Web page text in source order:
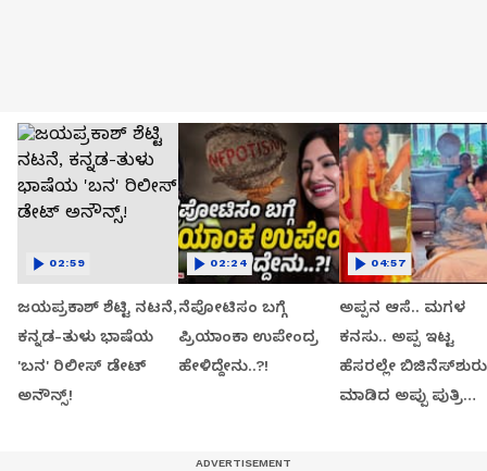
ಜಯಪ್ರಕಾಶ್ ಶೆಟ್ಟಿ ನಟನೆ,
ಕನ್ನಡ-ತುಳು ಭಾಷೆಯ
'ಬನ' ರಿಲೀಸ್ ಡೇಟ್
ಅನೌನ್ಸ್!
02:59
ನೆಪೋಟಿಸಂ ಬಗ್ಗೆ
ಪ್ರಿಯಾಂಕಾ ಉಪೇಂದ್ರ
ಹೇಳಿದ್ದೇನು..?!
02:24
ಅಪ್ಪನ ಆಸೆ.. ಮಗಳ
ಕನಸು.. ಅಪ್ಪ ಇಟ್ಟ
ಹೆಸರಲ್ಲೇ ಬಿಜಿನೆಸ್​ಶುರು
ಮಾಡಿದ ಅಪ್ಪು ಪುತ್ರಿ
04:57